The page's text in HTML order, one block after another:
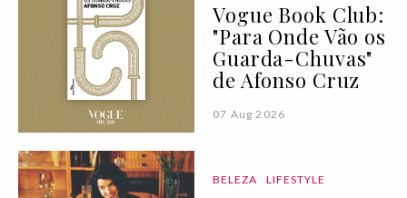
Vogue Book Club:
"Para Onde Vão os
Guarda-Chuvas"
de Afonso Cruz
07 Aug 2026
BELEZA LIFESTYLE